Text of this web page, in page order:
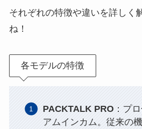
それぞれの特徴や違いを詳しく
ね！
各モデルの特徴
PACKTALK PRO ：プ
アムインカム。従来の